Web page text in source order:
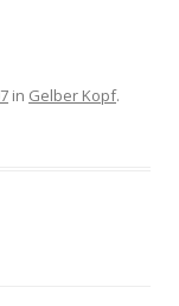
in Gelber Kopf.